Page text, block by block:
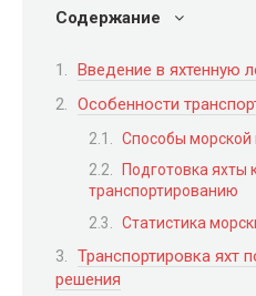
Содержание
Введение в яхтенную
Особенности
Способы морской
Подготовка яхты
транспортированию
Статистика
Транспортировка яхт
решения